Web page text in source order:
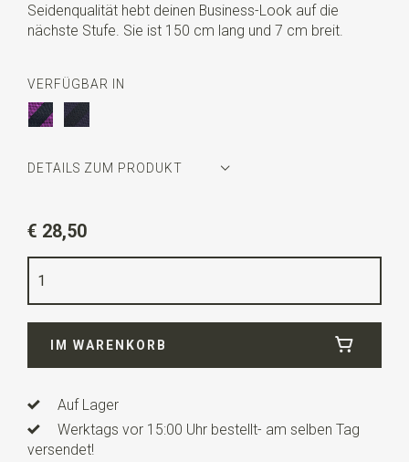
Seidenqualität hebt deinen Business-Look auf die
nächste Stufe. Sie ist 150 cm lang und 7 cm breit.
VERFÜGBAR IN
DETAILS ZUM PRODUKT
Farbe
Qualität
Länge ca. 150 cm
€ 28,50
IM WARENKORB
Auf Lager
Werktags vor 15:00 Uhr bestellt- am selben Tag
versendet!